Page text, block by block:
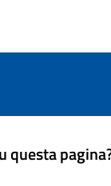
questa